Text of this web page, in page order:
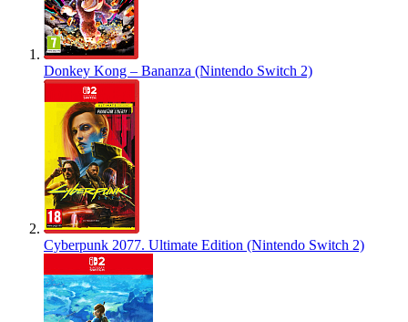
Donkey Kong – Bananza (Nintendo Switch 2)
Cyberpunk 2077. Ultimate Edition (Nintendo Switch 2)